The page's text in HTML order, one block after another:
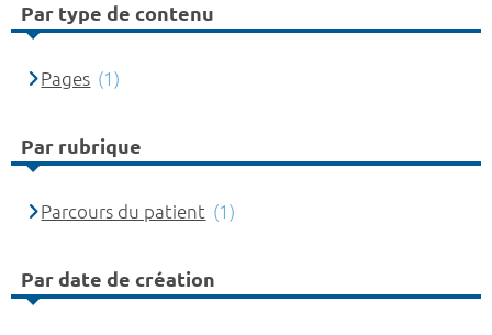
Par type de contenu
Pages (1)
Par rubrique
Parcours du patient (1)
Par date de création